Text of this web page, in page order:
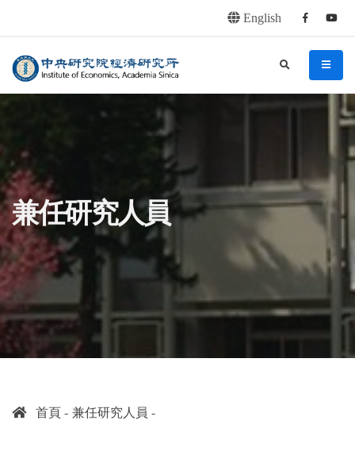
English Facebook
中央研究院經濟研究所 menu
search
兼任研究人員
首頁 兼任研究人員